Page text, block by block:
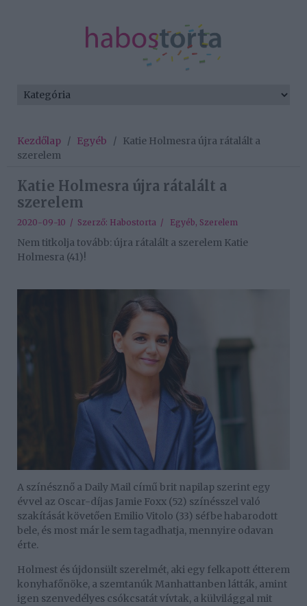
Kezdőlap / Egyéb / Katie Holmesra újra rátalált a
szerelem
Katie Holmesra újra rátalált a
szerelem
2020-09-10 / Szerző: Habostorta / Egyéb, Szerelem
Nem titkolja tovább: újra rátalált a szerelem Katie
Holmesra (41)!
A színésznő a Daily Mail című brit napilap szerint egy
évvel az Oscar-díjas Jamie Foxx (52) színésszel való
szakítását követően Emilio Vitolo (33) séfbe habarodott
bele, és most már le sem tagadhatja, mennyire odavan
érte.
Holmest és újdonsült szerelmét, aki egy felkapott étterem
konyhafőnöke, a szemtanúk Manhattanben látták, amint
igen szenvedélyes csókcsatát vívtak, a külvilággal mit